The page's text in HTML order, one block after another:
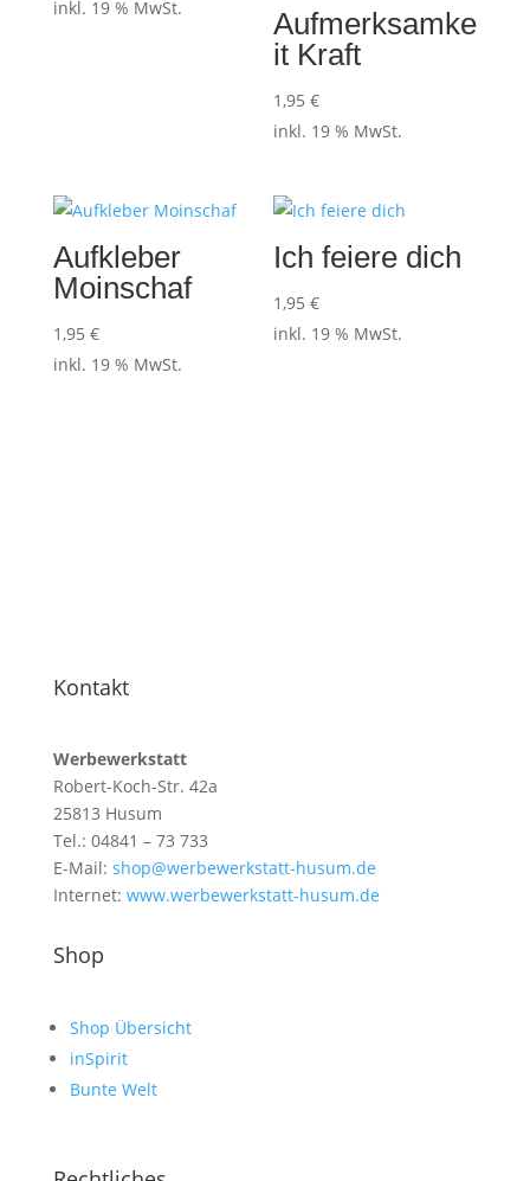
inkl. 19 % MwSt.
Aufmerksamke
it Kraft
1,95€
inkl. 19 % MwSt.
Aufkleber
Moinschaf
1,95 €
inkl. 19 % MwSt.
Ich feiere dich
1,95€
inkl. 19 % MwSt.
Kontakt
Werbewerkstatt
Robert-Koch-Str. 42a
25813 Husum
Tel.: 04841 – 73 733
E-Mail: shop@werbewerkstatt-husum.de
Internet: www.werbewerkstatt-husum.de
Shop
Shop Übersicht
inSpirit
Bunte Welt